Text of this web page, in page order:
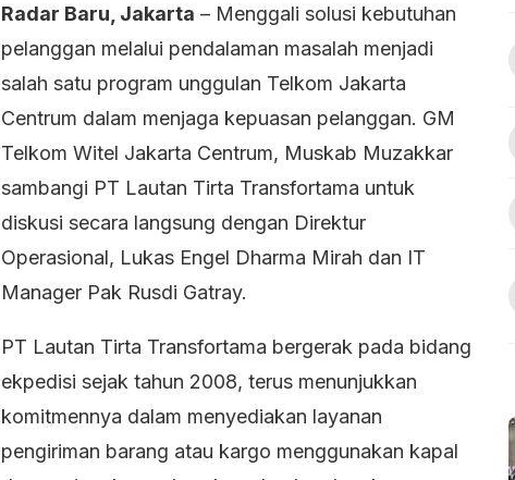
Radar Baru, Jakarta – Menggali solusi kebutuhan
pelanggan melalui pendalaman masalah menjadi
salah satu program unggulan Telkom Jakarta
Centrum dalam menjaga kepuasan pelanggan. GM
Telkom Witel Jakarta Centrum, Muskab Muzakkar
sambangi PT Lautan Tirta Transfortama untuk
diskusi secara langsung dengan Direktur
Operasional, Lukas Engel Dharma Mirah dan IT
Manager Pak Rusdi Gatray.
PT Lautan Tirta Transfortama bergerak pada bidang
ekpedisi sejak tahun 2008, terus menunjukkan
komitmennya dalam menyediakan layanan
pengiriman barang atau kargo menggunakan kapal